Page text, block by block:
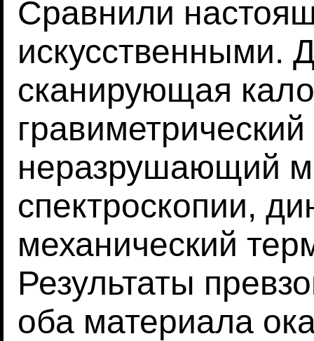
Сравнили
искусственными.
сканирующая
неразрушающий
спектроскопии,
механический
Результаты
оба материала